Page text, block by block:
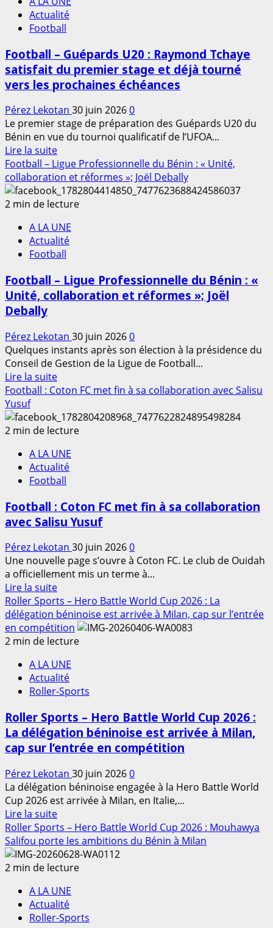
d’Afrique
UfoaR
Zone
:
Les
Guépards
Bénin
réussissent
leur
entrée
face
au
Niger
Actualité
Football
Football – Guépards U20 : Raymond Tchaye
satisfait du premier stage et déjà tourné
vers les prochaines échéances
Pérez Lekotan 30 juin 20260
Le premier stage de préparation des Guépards U20 du
Bénin en vue du tournoi qualificatif de l’UFOA...
Lire la suiteEn
savoir
plus
sur
Football
Guépards
U20
:
Tchaye
satisfait
stage
et
déjà
tourné
vers
prochaines
échéances
Football – Ligue Professionnelle du Bénin : « Unité,
collaboration et réformes »; Joël Debally
2 min de lecture
A LA UNE
Actualité
Football
Football – Ligue Professionnelle du Bénin : «
Unité, collaboration et réformes »; Joël
Debally
Pérez Lekotan 30 juin 20260
Quelques instants après son élection à la présidence du
Conseil de Gestion de la Ligue de Football...
Lire la suiteEn
savoir
sur
Football
Ligue
Professionnelle
du
:
«
collaboration
et
réformes
»;
Joël
Debally
Football : Coton FC met fin à sa collaboration avec Salisu
Yusuf
2 min de lecture
A LA UNE
Actualité
Football
Football : Coton FC met fin à sa collaboration
avec Salisu Yusuf
Pérez Lekotan 30 juin 20260
Une nouvelle page s’ouvre à Coton FC. Le club de Ouidah
a officiellement mis un terme à...
Lire la suiteEn
savoir
plus
sur
Football
Coton
FC
met
à
sa
collaboration
Salisu
Yusuf
Roller Sports – Hero Battle World Cup 2026 : La
délégation béninoise est arrivée à Milan, cap sur l’entrée
en compétition
2 min de lecture
A LA UNE
Actualité
Roller-Sports
Roller Sports – Hero Battle World Cup 2026 :
La délégation béninoise est arrivée à Milan,
cap sur l’entrée en compétition
Pérez Lekotan 30 juin 20260
La délégation béninoise engagée à la Hero Battle World
Cup 2026 est arrivée à Milan, en Italie,...
Lire la suiteEn
savoir
plus
sur
Roller
–
Hero
Battle
Roller Sports – Hero Battle World Cup 2026 : Mouhawya
Salifou porte les ambitions du Bénin à Milan
2 min de lecture
A LA UNE
Actualité
Roller-Sports